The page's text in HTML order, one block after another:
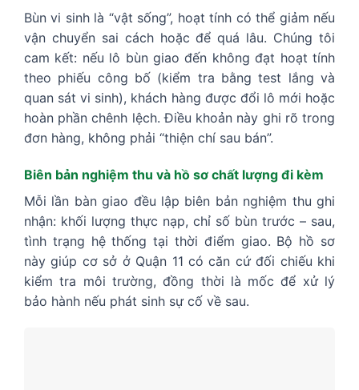
Bùn vi sinh là “vật sống”, hoạt tính có thể giảm nếu
vận chuyển sai cách hoặc để quá lâu. Chúng tôi
cam kết: nếu lô bùn giao đến không đạt hoạt tính
theo phiếu công bố (kiểm tra bằng test lắng và
quan sát vi sinh), khách hàng được đổi lô mới hoặc
hoàn phần chênh lệch. Điều khoản này ghi rõ trong
đơn hàng, không phải “thiện chí sau bán”.
Biên bản nghiệm thu và hồ sơ chất lượng đi kèm
Mỗi lần bàn giao đều lập biên bản nghiệm thu ghi
nhận: khối lượng thực nạp, chỉ số bùn trước – sau,
tình trạng hệ thống tại thời điểm giao. Bộ hồ sơ
này giúp cơ sở ở Quận 11 có căn cứ đối chiếu khi
kiểm tra môi trường, đồng thời là mốc để xử lý
bảo hành nếu phát sinh sự cố về sau.